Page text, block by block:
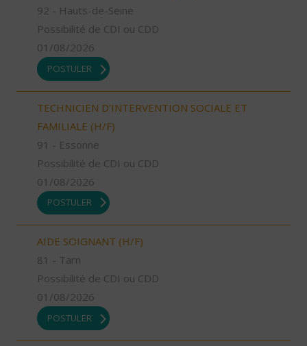
92 - Hauts-de-Seine
Possibilité de CDI ou CDD
01/08/2026
POSTULER
TECHNICIEN D’INTERVENTION SOCIALE ET
FAMILIALE (H/F)
91 - Essonne
Possibilité de CDI ou CDD
01/08/2026
POSTULER
AIDE SOIGNANT (H/F)
81 - Tarn
Possibilité de CDI ou CDD
01/08/2026
POSTULER